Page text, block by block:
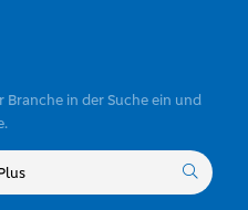
in der Suche ein und